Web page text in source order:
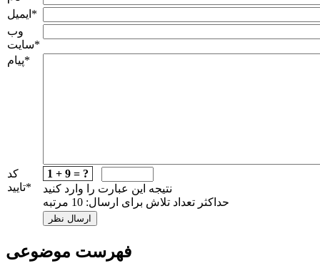
ایمیل *
وب
سایت*
پیام*
کد
تایید*
1 + 9 = ?
نتیجه این عبارت را وارد کنید
حداکثر تعداد تلاش برای ارسال: 10 مرتبه
فهرست موضوعی